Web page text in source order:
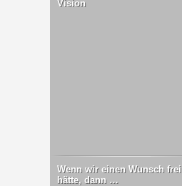
Vision
Wenn wir einen Wunsch frei
hätte, dann …